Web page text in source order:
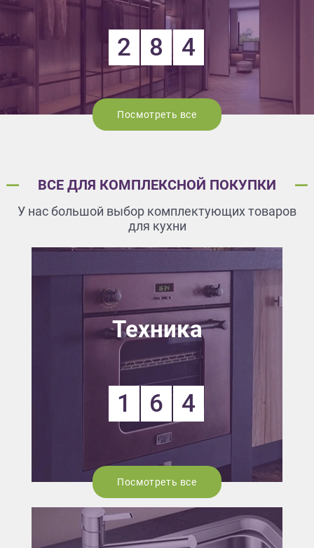
2 8 4
Посмотреть все
ВСЕ ДЛЯ КОМПЛЕКСНОЙ ПОКУПКИ
У нас большой выбор комплектующих товаров
для кухни
Техника
1 6 4
Посмотреть все